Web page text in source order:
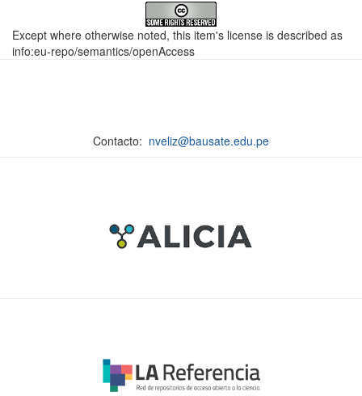
Except where otherwise noted, this item's license is described as
info:eu-repo/semantics/openAccess
Contacto: nveliz@bausate.edu.pe